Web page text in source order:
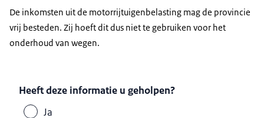
De inkomsten uit de motorrijtuigenbelasting mag de provincie
vrij besteden. Zij hoeft dit dus niet te gebruiken voor het
onderhoud van wegen.
Heeft deze informatie u geholpen?
Ja